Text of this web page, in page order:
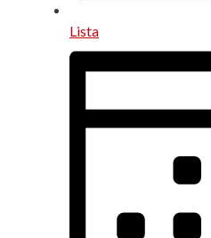
Lista